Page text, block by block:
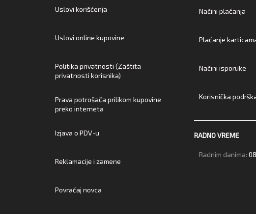
Uslovi korišćenja
Uslovi online kupovine
Politika privatnosti (Zaštita
privatnosti korisnika)
Prava potrošača prilikom kupovine
preko interneta
Izjava o PDV-u
Reklamacije i zamene
Povraćaj novca
Načini plaćanja
Plaćanje
Načini isporuke
Korisnička
RADNO VREME
Radnim danima: